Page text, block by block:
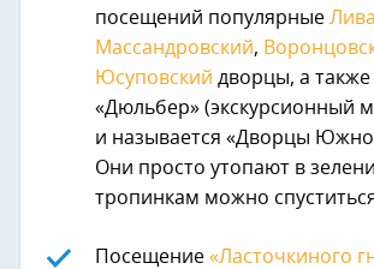
посещений популярные
Массандровский,
Юсуповский дворцы, а
«Дюльбер» (экскурсионный
и называется «Дворцы
Они просто утопают в
тропинкам можно
Посещение «Ласточкиного